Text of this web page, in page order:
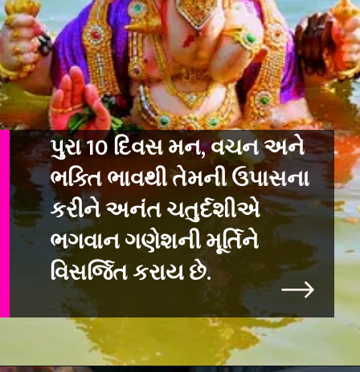
પુરા 10 દિવસ મન, વચન અને
ભક્તિ ભાવથી તેમની ઉપાસના
કરીને અનંત ચતુર્દશીએ
ભગવાન ગણેશની મૂર્તિને